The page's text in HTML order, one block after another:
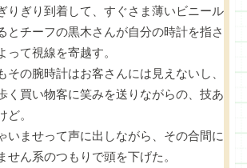
りぎり到着して、すぐさま薄いビニール
とチーフの黒木さんが自分の時計を指さ
って視線を寄越す。
の腕時計はお客さんには見えないし、
く買い物客に笑みを送りながらの、技あ
。
いませって声に出しながら、その合間に
せん系のつもりで頭を下げた。